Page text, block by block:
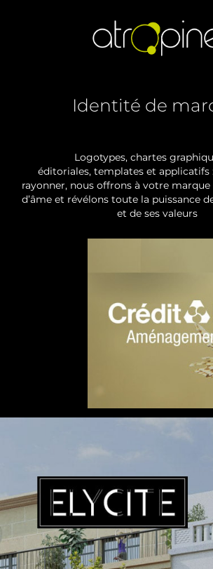
Identité de
Logotypes, chartes
éditoriales, templates et applicatifs
rayonner, nous offrons à votre
d’âme et révélons toute la puissance
et de ses valeurs